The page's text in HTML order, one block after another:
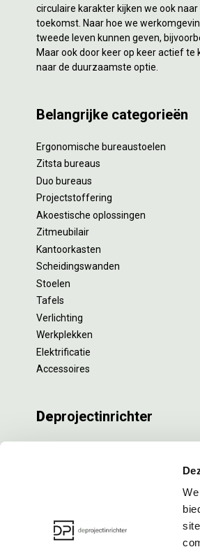
circulaire karakter kijken we ook naar
toekomst. Naar hoe we
tweede leven kunnen geven,
Maar ook door keer op keer actief te
naar de duurzaamste optie.
Belangrijke categorieën
Ergonomische bureaustoelen
Zitsta bureaus
Duo bureaus
Projectstoffering
Akoestische oplossingen
Zitmeubilair
Kantoorkasten
Scheidingswanden
Stoelen
Tafels
Verlichting
Werkplekken
Elektrificatie
Accessoires
Deprojectinrichter